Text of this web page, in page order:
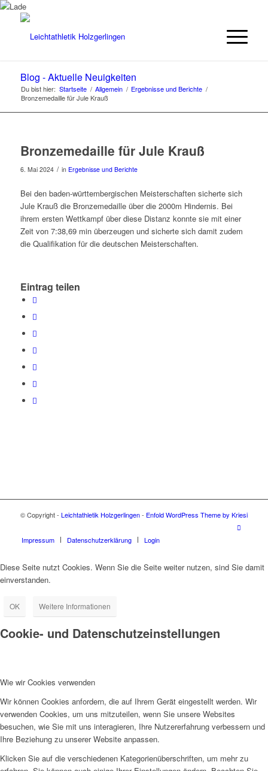
Blog - Aktuelle Neuigkeiten
Du bist hier: Startseite / Allgemein / Ergebnisse und Berichte /
Bronzemedaille für Jule Krauß
Bronzemedaille für Jule Krauß
6. Mai 2024 / in Ergebnisse und Berichte
Bei den baden-württembergischen Meisterschaften sicherte sich
Jule Krauß die Bronzemedaille über die 2000m Hindernis. Bei
ihrem ersten Wettkampf über diese Distanz konnte sie mit einer
Zeit von 7:38,69 min überzeugen und sicherte sich damit zudem
die Qualifikation für die deutschen Meisterschaften.
Eintrag teilen
© Copyright - Leichtathletik Holzgerlingen- Enfold WordPress Theme by Kriesi
Impressum Datenschutzerklärung Login
Diese Seite nutzt Cookies. Wenn Sie die Seite weiter nutzen, sind Sie damit
einverstanden.
OK Weitere Informationen
Cookie- und Datenschutzeinstellungen
Wie wir Cookies verwenden
Wir können Cookies anfordern, die auf Ihrem Gerät eingestellt werden. Wir
verwenden Cookies, um uns mitzuteilen, wenn Sie unsere Websites
besuchen, wie Sie mit uns interagieren, Ihre Nutzererfahrung verbessern und
Ihre Beziehung zu unserer Website anpassen.
Klicken Sie auf die verschiedenen Kategorienüberschriften, um mehr zu